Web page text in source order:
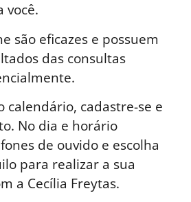
você.
são eficazes e possuem
das consultas
calendário, cadastre-se e
No dia e horário
de ouvido e escolha
para realizar a sua
a Cecília Freytas.